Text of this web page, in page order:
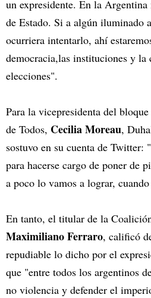
un expresidente. En la
de Estado. Si a algún iluminado
ocurriera intentarlo, ahí
democracia,las instituciones y la
elecciones".
Para la vicepresidenta del
de Todos, Cecilia Moreau,
sostuvo en su cuenta de Twitter:
para hacerse cargo de poner de
a poco lo vamos a lograr,
En tanto, el titular de la
Maximiliano Ferraro, calificó
repudiable lo dicho por el
que "entre todos los argentinos
no violencia y defender el